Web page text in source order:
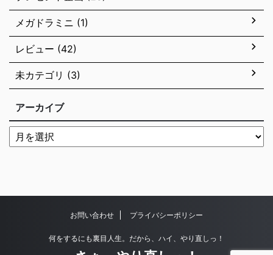
メガドラミニ (1)
レビュー (42)
未カテゴリ (3)
アーカイブ
お問い合わせ プライバシーポリシー
何をするにも裏目人生。だから、ハイ、やり直しっ！